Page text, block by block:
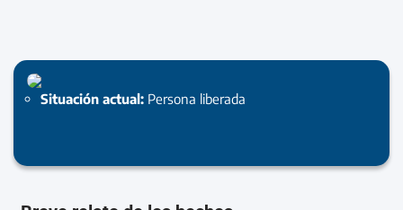
Situación actual: Persona liberada